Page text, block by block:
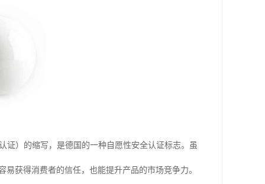
证）的缩写，是德国的一种自愿性安全认证标志。虽
获得消费者的信任，也能提升产品的市场竞争力。